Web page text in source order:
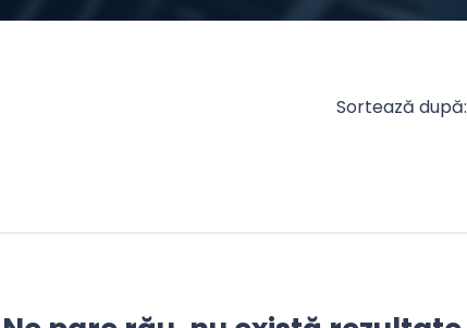
Sortează după: